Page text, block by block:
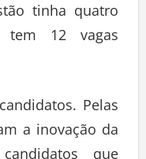
tinha quatro
tem 12 vagas
Pelas
a inovação da